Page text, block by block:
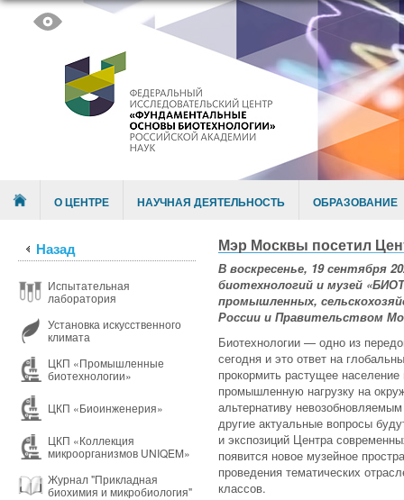
Menu О ЦЕНТРЕ НАУЧНАЯ ДЕЯТЕЛЬНОСТЬ ОБРАЗОВАНИЕ
Назад
Испытательная
лаборатория
Установка искусственного
климата
ЦКП «Промышленные
биотехнологии»
ЦКП «Биоинженерия»
ЦКП «Коллекция
микроорганизмов UNIQEM»
Журнал "Прикладная
биохимия и микробиология"
Мэр Москвы посетил
В воскресенье, 19 сентября
биотехнологий и музей
промышленных,
России и Правительством
Биотехнологии — одно из
сегодня и это ответ на
прокормить растущее население
промышленную нагрузку на
альтернативу
другие актуальные вопросы
и экспозиций Центра
появится новое музейное
проведения тематических
классов.